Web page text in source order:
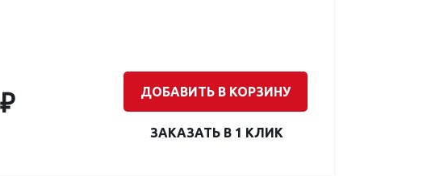
ДОБАВИТЬ В КОРЗИНУ
ЗАКАЗАТЬ В 1 КЛИК